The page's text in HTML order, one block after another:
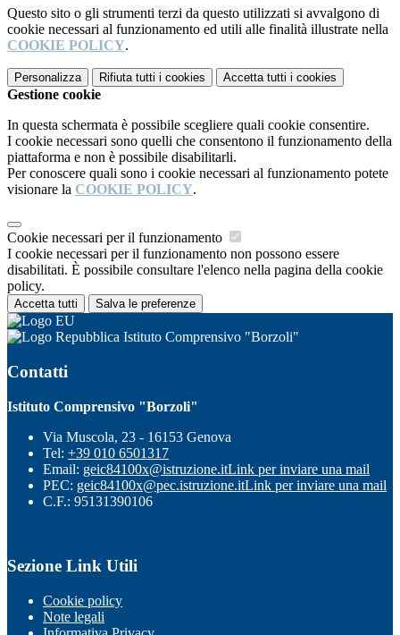
Questo sito o gli strumenti terzi da questo utilizzati si avvalgono di
cookie necessari al funzionamento ed utili alle finalità illustrate nella
COOKIE POLICY.
Personalizza Rifiuta tutti i cookies Accetta tutti i cookies
Gestione cookie
In questa schermata è possibile scegliere quali cookie consentire.
I cookie necessari sono quelli che consentono il funzionamento della
piattaforma e non è possibile disabilitarli.
Per conoscere quali sono i cookie necessari al funzionamento potete
visionare la COOKIE POLICY.
Cookie necessari per il funzionamento
I cookie necessari per il funzionamento non possono essere
disabilitati. È possibile consultare l'elenco nella pagina della cookie
policy.
Accetta tutti Salva le preferenze
Istituto Comprensivo "Borzoli"
Contatti
Istituto Comprensivo "Borzoli"
Via Muscola, 23 - 16153 Genova
Tel: +39 010 6501317
Email: geic84100x@istruzione.itLink per inviare una mail
PEC: geic84100x@pec.istruzione.itLink per inviare una mail
C.F.: 95131390106
Sezione Link Utili
Cookie policy
Note legali